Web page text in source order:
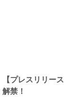
【プレスリリー
解禁！